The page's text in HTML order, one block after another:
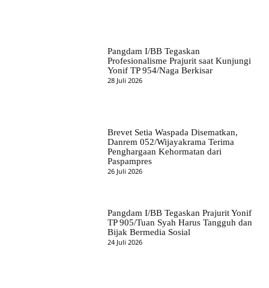
Pangdam I/BB Tegaskan
Profesionalisme Prajurit saat Kunjungi
Yonif TP 954/Naga Berkisar
28 Juli 2026
Brevet Setia Waspada Disematkan,
Danrem 052/Wijayakrama Terima
Penghargaan Kehormatan dari
Paspampres
26 Juli 2026
Pangdam I/BB Tegaskan Prajurit Yonif
TP 905/Tuan Syah Harus Tangguh dan
Bijak Bermedia Sosial
24 Juli 2026